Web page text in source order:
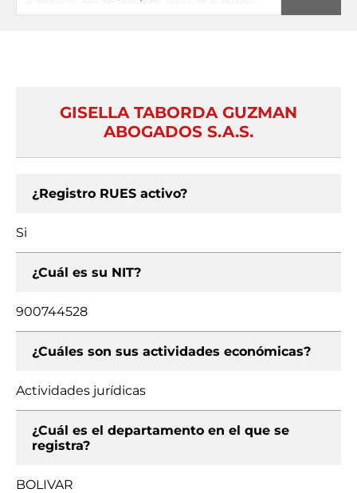
GISELLA TABORDA GUZMAN
ABOGADOS S.A.S.
¿Registro RUES activo?
Si
¿Cuál es su NIT?
900744528
¿Cuáles son sus actividades económicas?
Actividades jurídicas
¿Cuál es el departamento en el que se
registra?
BOLIVAR